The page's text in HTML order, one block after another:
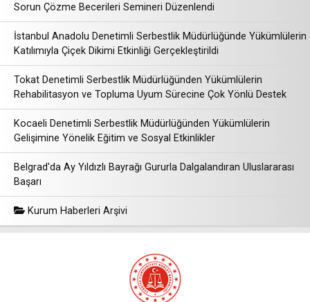
Sorun Çözme Becerileri Semineri Düzenlendi
İstanbul Anadolu Denetimli Serbestlik Müdürlüğünde Yükümlülerin
Katılımıyla Çiçek Dikimi Etkinliği Gerçekleştirildi
Tokat Denetimli Serbestlik Müdürlüğünden Yükümlülerin
Rehabilitasyon ve Topluma Uyum Sürecine Çok Yönlü Destek
Kocaeli Denetimli Serbestlik Müdürlüğünden Yükümlülerin
Gelişimine Yönelik Eğitim ve Sosyal Etkinlikler
Belgrad'da Ay Yıldızlı Bayrağı Gururla Dalgalandıran Uluslararası
Başarı
Kurum Haberleri Arşivi